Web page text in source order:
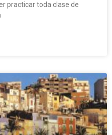
practicar toda clase de